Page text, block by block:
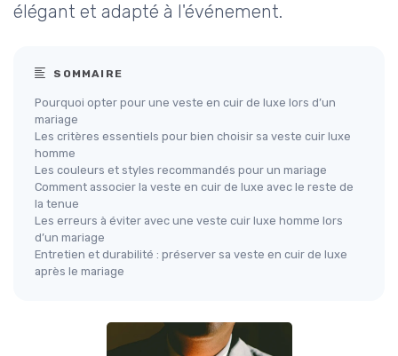
élégant et adapté à l'événement.
SOMMAIRE
Pourquoi opter pour une veste en cuir de luxe lors d’un
mariage
Les critères essentiels pour bien choisir sa veste cuir luxe
homme
Les couleurs et styles recommandés pour un mariage
Comment associer la veste en cuir de luxe avec le reste de
la tenue
Les erreurs à éviter avec une veste cuir luxe homme lors
d’un mariage
Entretien et durabilité : préserver sa veste en cuir de luxe
après le mariage